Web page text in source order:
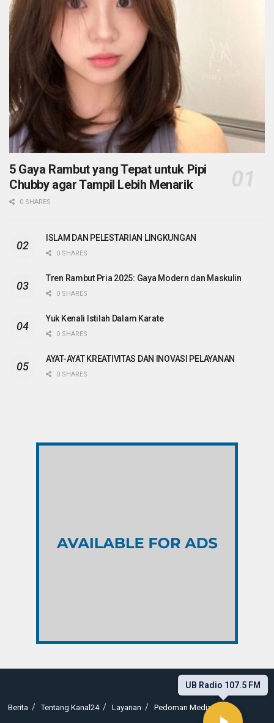
5 Gaya Rambut yang Tepat untuk Pipi
Chubby agar Tampil Lebih Menarik
0 SHARES
ISLAM DAN PELESTARIAN LINGKUNGAN
0 SHARES
Tren Rambut Pria 2025: Gaya Modern dan Maskulin
0 SHARES
Yuk Kenali Istilah Dalam Karate
0 SHARES
AYAT-AYAT KREATIVITAS DAN INOVASI PELAYANAN
0 SHARES
UB Radio 107.5 FM
Berita Tentang Kanal24 Layanan Pedoman Media Siber